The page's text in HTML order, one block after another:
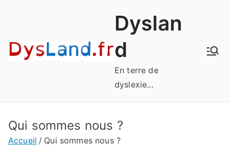
Dyslan
d
En terre de
dyslexie...
Qui sommes nous ?
Accueil Qui sommes nous ?